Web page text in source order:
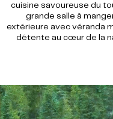
cuisine savoureuse du
grande salle à
extérieure avec véranda
détente au cœur de la